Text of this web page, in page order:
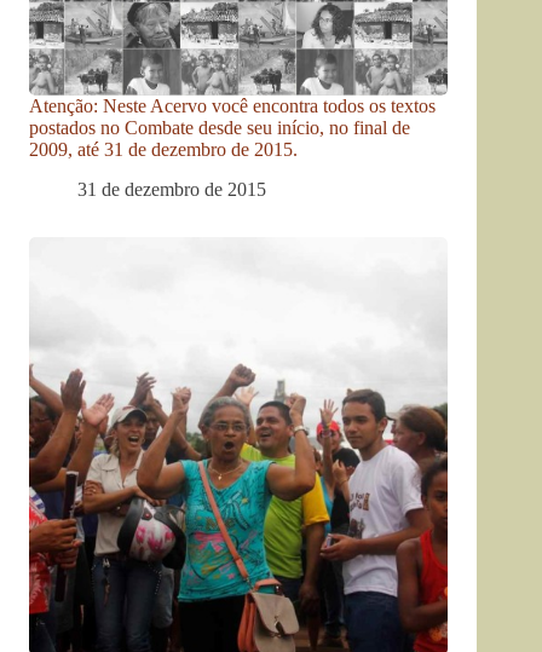
Atenção: Neste Acervo você encontra todos os textos
postados no Combate desde seu início, no final de
2009, até 31 de dezembro de 2015.
31 de dezembro de 2015